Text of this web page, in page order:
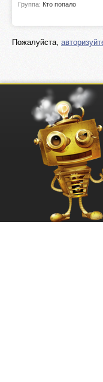
Группа: Кто попало
Пожалуйста,